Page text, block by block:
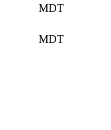
MDT
MDT